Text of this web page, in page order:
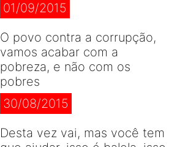
01/09/2015
O povo contra a corrupção,
vamos acabar com a
pobreza, e não com os
pobres
30/08/2015
Desta vez vai, mas você tem